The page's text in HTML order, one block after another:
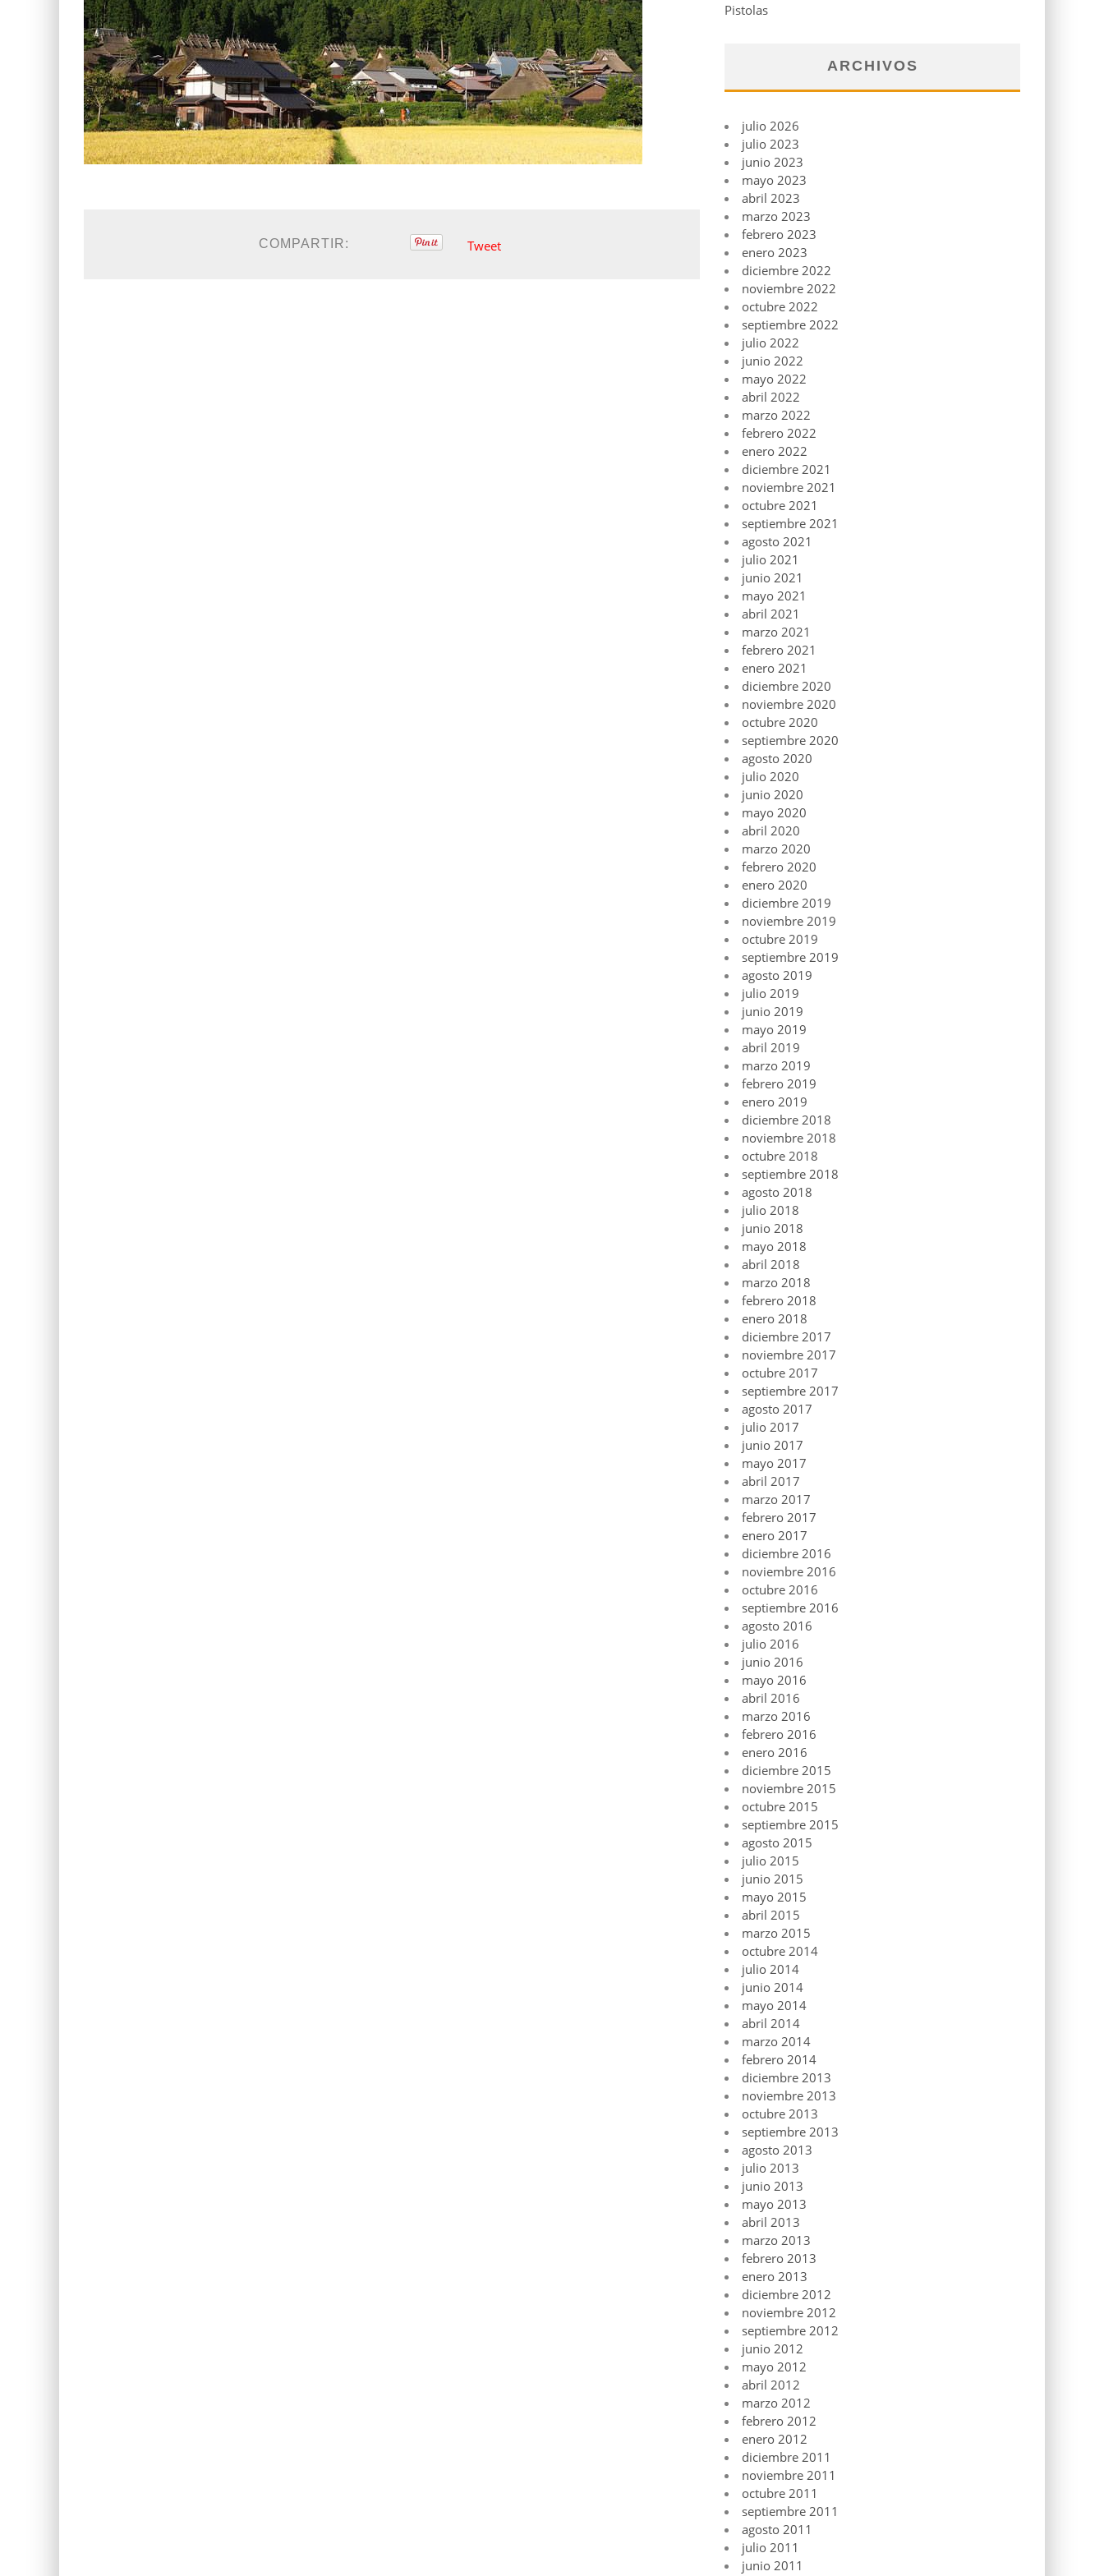
COMPARTIR: Tweet
Pistolas
ARCHIVOS
julio 2026
julio 2023
junio 2023
mayo 2023
abril 2023
marzo 2023
febrero 2023
enero 2023
diciembre 2022
noviembre 2022
octubre 2022
septiembre 2022
julio 2022
junio 2022
mayo 2022
abril 2022
marzo 2022
febrero 2022
enero 2022
diciembre 2021
noviembre 2021
octubre 2021
septiembre 2021
agosto 2021
julio 2021
junio 2021
mayo 2021
abril 2021
marzo 2021
febrero 2021
enero 2021
diciembre 2020
noviembre 2020
octubre 2020
septiembre 2020
agosto 2020
julio 2020
junio 2020
mayo 2020
abril 2020
marzo 2020
febrero 2020
enero 2020
diciembre 2019
noviembre 2019
octubre 2019
septiembre 2019
agosto 2019
julio 2019
junio 2019
mayo 2019
abril 2019
marzo 2019
febrero 2019
enero 2019
diciembre 2018
noviembre 2018
octubre 2018
septiembre 2018
agosto 2018
julio 2018
junio 2018
mayo 2018
abril 2018
marzo 2018
febrero 2018
enero 2018
diciembre 2017
noviembre 2017
octubre 2017
septiembre 2017
agosto 2017
julio 2017
junio 2017
mayo 2017
abril 2017
marzo 2017
febrero 2017
enero 2017
diciembre 2016
noviembre 2016
octubre 2016
septiembre 2016
agosto 2016
julio 2016
junio 2016
mayo 2016
abril 2016
marzo 2016
febrero 2016
enero 2016
diciembre 2015
noviembre 2015
octubre 2015
septiembre 2015
agosto 2015
julio 2015
junio 2015
mayo 2015
abril 2015
marzo 2015
octubre 2014
julio 2014
junio 2014
mayo 2014
abril 2014
marzo 2014
febrero 2014
diciembre 2013
noviembre 2013
octubre 2013
septiembre 2013
agosto 2013
julio 2013
junio 2013
mayo 2013
abril 2013
marzo 2013
febrero 2013
enero 2013
diciembre 2012
noviembre 2012
septiembre 2012
junio 2012
mayo 2012
abril 2012
marzo 2012
febrero 2012
enero 2012
diciembre 2011
noviembre 2011
octubre 2011
septiembre 2011
agosto 2011
julio 2011
junio 2011